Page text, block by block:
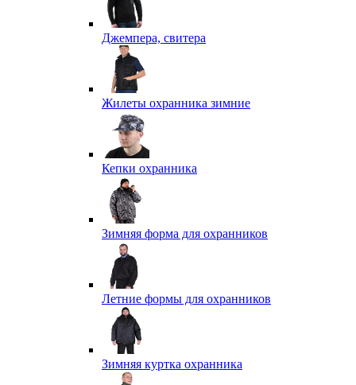
Джемпера, свитера
Жилеты охранника зимние
Кепки охранника
Зимняя форма для охранников
Летние формы для охранников
Зимняя куртка охранника